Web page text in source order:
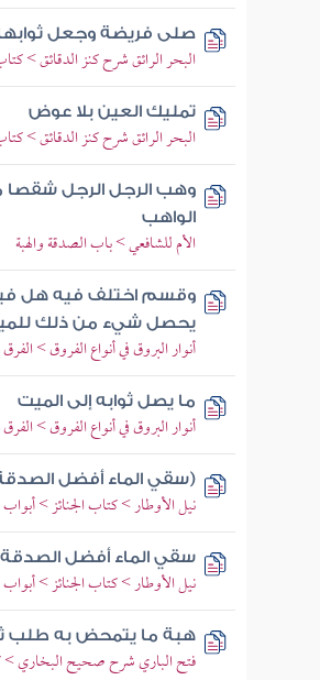
صلى فريضة وجعل
البحر الرائق شرح كنز الدقائق >
تمليك العين بلا عوض
البحر الرائق شرح كنز الدقائق >
وهب الرجل الرجل شقصا
الواهب
الأم للشافعي > باب الصدقة والهبة
وقسم اختلف فيه هل فيه
يحصل شيء من ذلك
أنوار البروق في أنواع الفروق >
ما يصل ثوابه إلى الميت
أنوار البروق في أنواع الفروق >
(سقي الماء أفضل
نيل الأوطار > كتاب الجنائز >
سقي الماء أفضل الصدقة
نيل الأوطار > كتاب الجنائز >
هبة ما يتمحض به طلب
فتح الباري شرح صحيح البخاري >